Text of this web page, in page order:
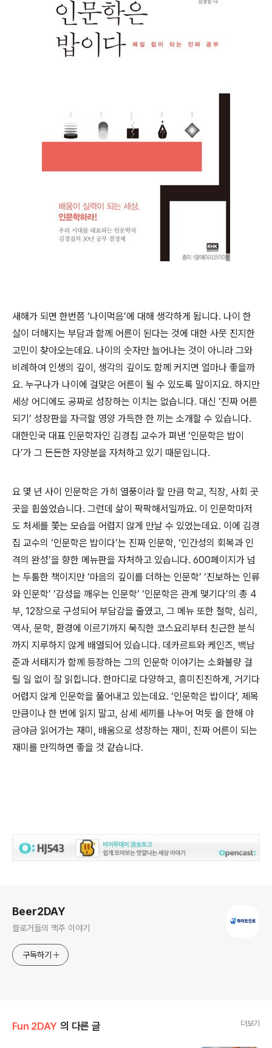
새해가 되면 한번쯤 ‘나이먹음’에 대해 생각하게 됩니다. 나이 한
살이 더해지는 부담과 함께 어른이 된다는 것에 대한 사뭇 진지한
고민이 찾아오는데요. 나이의 숫자만 늘어나는 것이 아니라 그와
비례하여 인생의 깊이, 생각의 깊이도 함께 커지면 얼마나 좋을까
요. 누구나가 나이에 걸맞은 어른이 될 수 있도록 말이지요. 하지만
세상 어디에도 공짜로 성장하는 이치는 없습니다. 대신 ‘진짜 어른
되기’ 성장판을 자극할 영양 가득한 한 끼는 소개할 수 있습니다.
대한민국 대표 인문학자인 김경집 교수가 펴낸 ‘인문학은 밥이
다’가 그 든든한 자양분을 자처하고 있기 때문입니다.
요 몇 년 사이 인문학은 가히 열풍이라 할 만큼 학교, 직장, 사회 곳
곳을 휩쓸었습니다. 그런데 삶이 팍팍해서일까요. 이 인문학마저
도 처세를 쫓는 모습을 어렵지 않게 만날 수 있었는데요. 이에 김경
집 교수의 ‘인문학은 밥이다’는 진짜 인문학, ‘인간성의 회복과 인
격의 완성’을 향한 메뉴판을 자처하고 있습니다. 600페이지가 넘
는 두툼한 책이지만 ‘마음의 깊이를 더하는 인문학’ ‘진보하는 인류
와 인문학’ ‘감성을 깨우는 인문학’ ‘인문학은 관계 맺기다’의 총 4
부, 12장으로 구성되어 부담감을 줄였고, 그 메뉴 또한 철학, 심리,
역사, 문학, 환경에 이르기까지 묵직한 코스요리부터 친근한 분식
까지 지루하지 않게 배열되어 있습니다. 데카르트와 케인즈, 백남
준과 서태지가 함께 등장하는 그의 인문학 이야기는 소화불량 걸
릴 일 없이 잘 읽힙니다. 한마디로 다양하고, 흥미진진하게, 거기다
어렵지 않게 인문학을 풀어내고 있는데요. ‘인문학은 밥이다’, 제목
만큼이나 한 번에 읽지 말고, 삼세 세끼를 나누어 먹듯 올 한해 야
금야금 읽어가는 재미, 배움으로 성장하는 재미, 진짜 어른이 되는
재미를 만끽하면 좋을 것 같습니다.
Beer2DAY
블로거들의 맥주 이야기
구독하기
Fun 2DAY 의 다른 글 더보기